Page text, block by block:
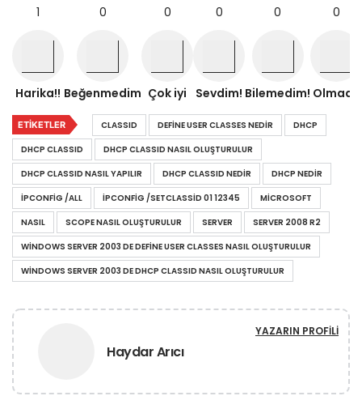
1
Harika!!
0
Beğenmedim
0
Çok iyi
0
Sevdim!
0
Bilemedim!
0
Olmadı!
ETIKETLER CLASSID DEFINE USER CLASSES NEDIR
DHCP
DHCP CLASSID
DHCP CLASSID NASIL OLUŞTURULUR
DHCP CLASSID NASIL YAPILIR
DHCP CLASSID NEDIR
DHCP NEDIR
IPCONFIG /ALL
IPCONFIG /SETCLASSID 01 12345
MICROSOFT
NASIL
SCOPE NASIL OLUŞTURULUR SERVER
SERVER 2008 R2
WINDOWS SERVER 2003 DE DEFINE USER CLASSES NASIL OLUŞTURULUR
WINDOWS SERVER 2003 DE DHCP CLASSID NASIL OLUŞTURULUR
Haydar Arıcı
YAZARIN PROFILI